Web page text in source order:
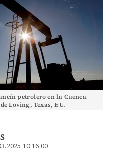
petrolero en la Cuenca
Loving, Texas, EU.
10:16:00